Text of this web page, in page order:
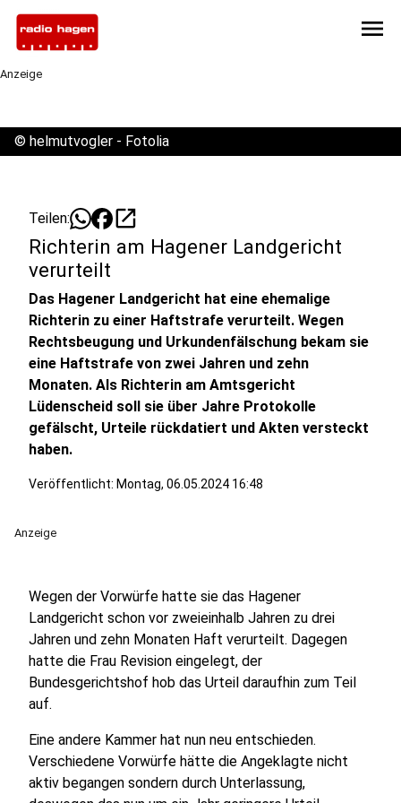
menu
Anzeige
© helmutvogler - Fotolia
Teilen: open_in_new
Richterin am Hagener Landgericht
verurteilt
Das Hagener Landgericht hat eine ehemalige
Richterin zu einer Haftstrafe verurteilt. Wegen
Rechtsbeugung und Urkundenfälschung bekam sie
eine Haftstrafe von zwei Jahren und zehn
Monaten. Als Richterin am Amtsgericht
Lüdenscheid soll sie über Jahre Protokolle
gefälscht, Urteile rückdatiert und Akten versteckt
haben.
Veröffentlicht: Montag, 06.05.2024 16:48
Anzeige
Wegen der Vorwürfe hatte sie das Hagener
Landgericht schon vor zweieinhalb Jahren zu drei
Jahren und zehn Monaten Haft verurteilt. Dagegen
hatte die Frau Revision eingelegt, der
Bundesgerichtshof hob das Urteil daraufhin zum Teil
auf.
Eine andere Kammer hat nun neu entschieden.
Verschiedene Vorwürfe hätte die Angeklagte nicht
aktiv begangen sondern durch Unterlassung,